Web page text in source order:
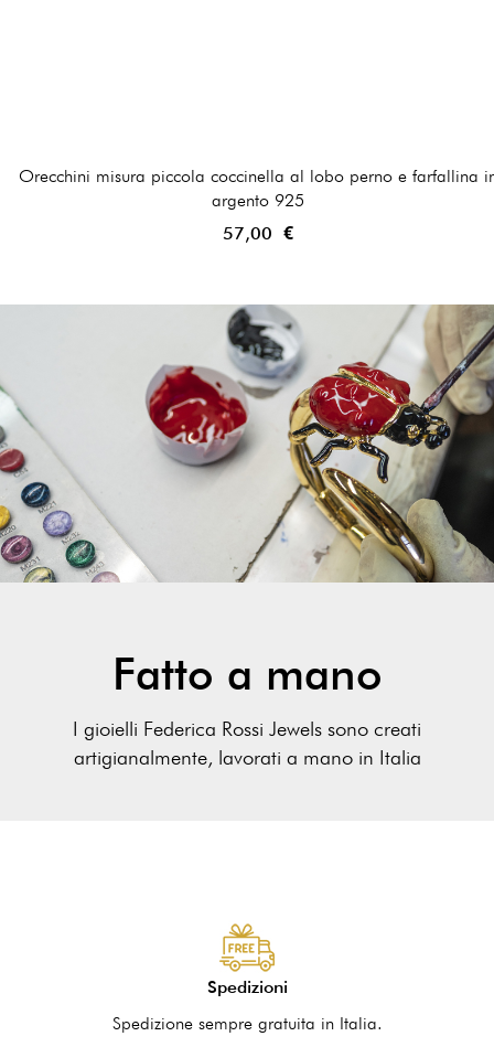
Orecchini misura piccola coccinella al lobo perno e farfallina
argento 925
57,00 €
Fatto a mano
I gioielli Federica Rossi Jewels sono creati
artigianalmente, lavorati a mano in Italia
Spedizioni
Spedizione sempre gratuita in Italia.